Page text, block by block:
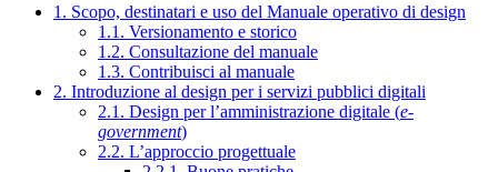
1. Scopo, destinatari e uso del Manuale operativo di design
1.1. Versionamento e storico
1.2. Consultazione del manuale
1.3. Contribuisci al manuale
2. Introduzione al design per i servizi pubblici digitali
2.1. Design per l’amministrazione digitale (e-
government)
2.2. L’approccio progettuale